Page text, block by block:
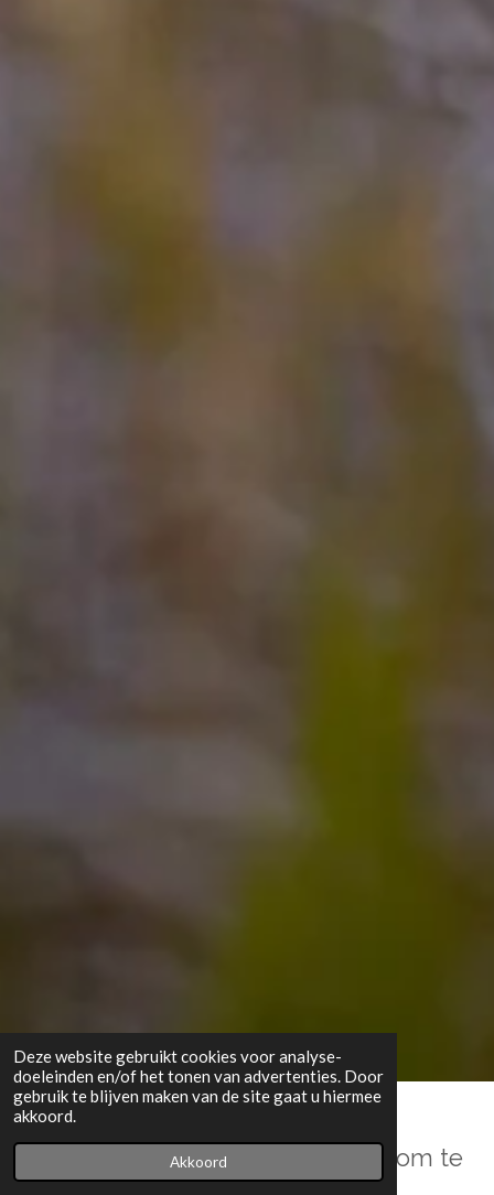
Deze website gebruikt cookies voor analyse-
doeleinden en/of het tonen van advertenties. Door
gebruik te blijven maken van de site gaat u hiermee
akkoord.
Akkoord
De huid is gebouwd om met zon om te